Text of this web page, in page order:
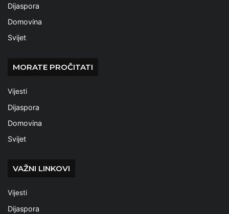
Dijaspora
Domovina
Svijet
MORATE PROČITATI
Vijesti
Dijaspora
Domovina
Svijet
VAŽNI LINKOVI
Vijesti
Dijaspora